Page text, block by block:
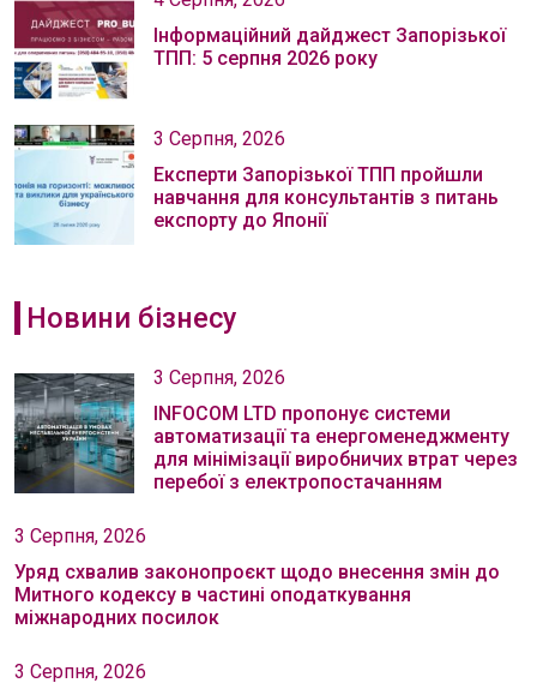
Інформаційний дайджест Запорізької
ТПП: 5 серпня 2026 року
3 Серпня, 2026
Експерти Запорізької ТПП пройшли
навчання для консультантів з питань
експорту до Японії
Новини бізнесу
3 Серпня, 2026
INFOCOM LTD пропонує системи
автоматизації та енергоменеджменту
для мінімізації виробничих втрат через
перебої з електропостачанням
3 Серпня, 2026
Уряд схвалив законопроєкт щодо внесення змін до
Митного кодексу в частині оподаткування
міжнародних посилок
3 Серпня, 2026